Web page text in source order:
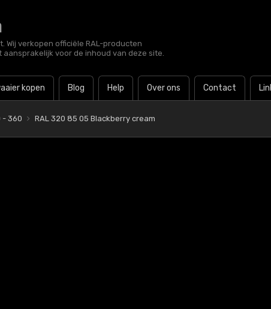
Wij verkopen officiële RAL-producten
aansprakelijk voor de inhoud van deze site.
kopen Blog Help Over ons Contact
- 360 RAL 320 85 05 Blackberry cream